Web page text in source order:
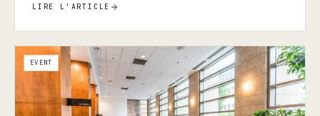
LIRE L'ARTICLE
EVENT